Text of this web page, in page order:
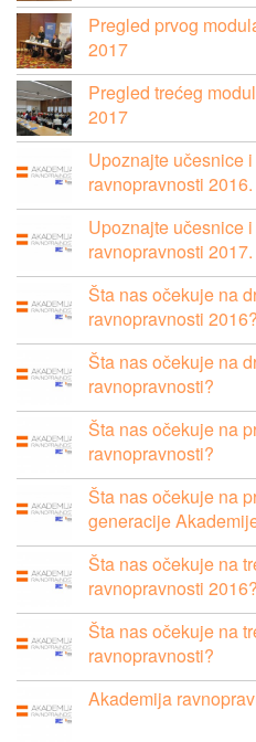
Pregled prvog
2017
Pregled trećeg
2017
Upoznajte učesnice
ravnopravnosti 2016.
Upoznajte učesnice
ravnopravnosti 2017.
Šta nas očekuje na
ravnopravnosti 2016?
Šta nas očekuje na
ravnopravnosti?
Šta nas očekuje na
ravnopravnosti?
Šta nas očekuje na
generacije
Šta nas očekuje na
ravnopravnosti 2016?
Šta nas očekuje na
ravnopravnosti?
Akademija